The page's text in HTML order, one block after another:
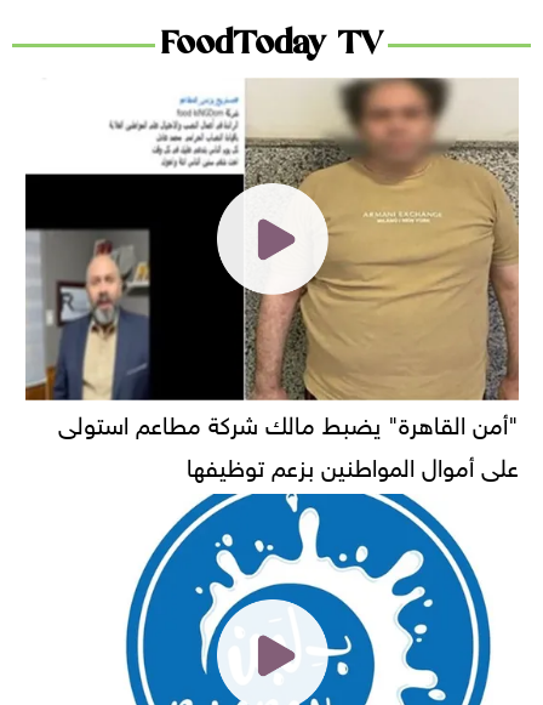
FoodToday TV
"أمن القاهرة" يضبط مالك شركة مطاعم استولى
على أموال المواطنين بزعم توظيفها